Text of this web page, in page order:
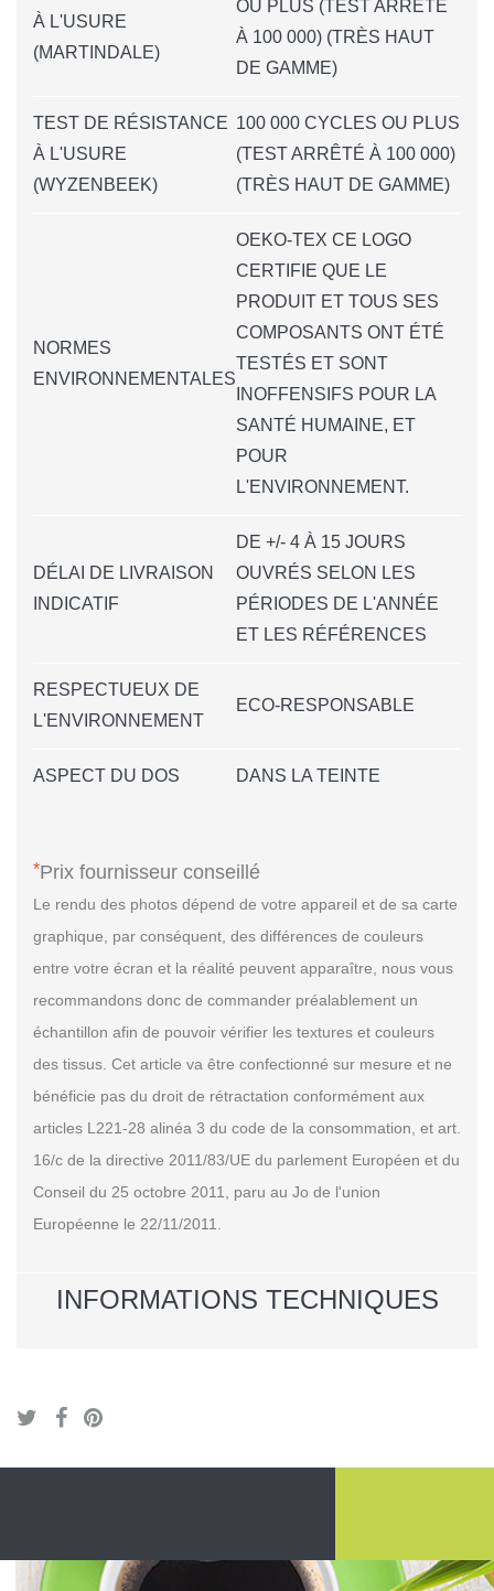
À L'USURE
(MARTINDALE)
OU PLUS (TEST ARRÊTÉ
À 100 000) (TRÈS HAUT
DE GAMME)
TEST DE RÉSISTANCE
À L'USURE
(WYZENBEEK)
100 000 CYCLES OU PLUS
(TEST ARRÊTÉ À 100 000)
(TRÈS HAUT DE GAMME)
NORMES
ENVIRONNEMENTALES
OEKO-TEX CE LOGO
CERTIFIE QUE LE
PRODUIT ET TOUS SES
COMPOSANTS ONT ÉTÉ
TESTÉS ET SONT
INOFFENSIFS POUR LA
SANTÉ HUMAINE, ET
POUR
L'ENVIRONNEMENT.
DÉLAI DE LIVRAISON
INDICATIF
DE +/- 4 À 15 JOURS
OUVRÉS SELON LES
PÉRIODES DE L'ANNÉE
ET LES RÉFÉRENCES
RESPECTUEUX DE
L'ENVIRONNEMENT
ECO-RESPONSABLE
ASPECT DU DOS DANS LA TEINTE
*Prix fournisseur conseillé
Le rendu des photos dépend de votre appareil et de sa carte
graphique, par conséquent, des différences de couleurs
entre votre écran et la réalité peuvent apparaître, nous vous
recommandons donc de commander préalablement un
échantillon afin de pouvoir vérifier les textures et couleurs
des tissus. Cet article va être confectionné sur mesure et ne
bénéficie pas du droit de rétractation conformément aux
articles L221-28 alinéa 3 du code de la consommation, et art.
16/c de la directive 2011/83/UE du parlement Européen et du
Conseil du 25 octobre 2011, paru au Jo de l'union
Européenne le 22/11/2011.
INFORMATIONS TECHNIQUES